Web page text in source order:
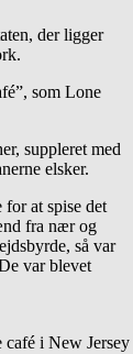
der ligger
som Lone
suppleret med
elsker.
at spise det
fra nær og
så var
var blevet
café i New Jersey